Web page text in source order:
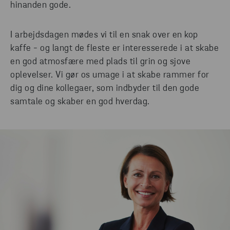
hinanden gode.
I arbejdsdagen mødes vi til en snak over en kop
kaffe - og langt de fleste er interesserede i at skabe
en god atmosfære med plads til grin og sjove
oplevelser. Vi gør os umage i at skabe rammer for
dig og dine kollegaer, som indbyder til den gode
samtale og skaber en god hverdag.